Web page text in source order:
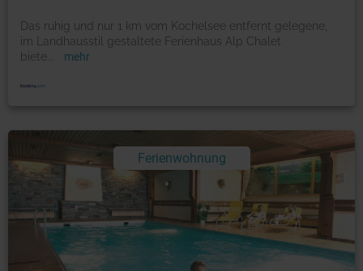
Das ruhig und nur 1 km vom Kochelsee entfernt gelegene,
im Landhausstil gestaltete Ferienhaus Alp Chalet
biete
mehr
Ferienwohnung